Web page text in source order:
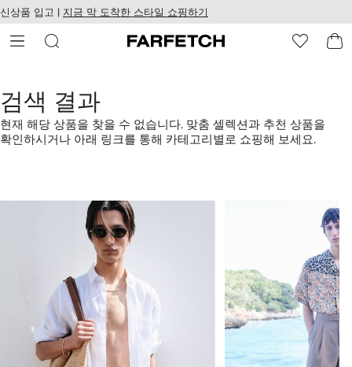
츠
건
기
치
웹
접
신상품 입고 | 지금 막 도착한 스타일 쇼핑하기
검색 결과
현재 해당 상품을 찾을 수 없습니다. 맞춤 셀렉션과 추천 상품을
확인하시거나 아래 링크를 통해 카테고리별로 쇼핑해 보세요.